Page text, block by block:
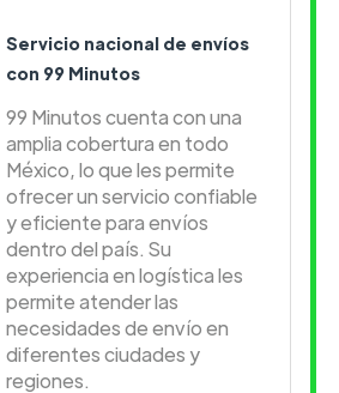
Servicio nacional de envíos
con 99 Minutos
99 Minutos cuenta con una
amplia cobertura en todo
México, lo que les permite
ofrecer un servicio confiable
y eficiente para envíos
dentro del país. Su
experiencia en logística les
permite atender las
necesidades de envío en
diferentes ciudades y
regiones.